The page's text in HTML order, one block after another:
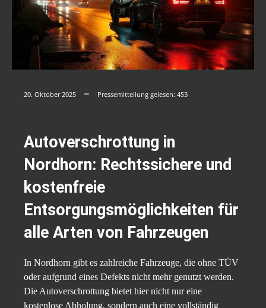
20. Oktober 2025 Pressemitteilung gelesen: 453
Autoverschrottung in
Nordhorn: Rechtssichere und
kostenfreie
Entsorgungsmöglichkeiten für
alle Arten von Fahrzeugen
In Nordhorn gibt es zahlreiche Fahrzeuge, die ohne TÜV
oder aufgrund eines Defekts nicht mehr genutzt werden.
Die Autoverschrottung bietet hier nicht nur eine
kostenlose Abholung, sondern auch eine vollständig